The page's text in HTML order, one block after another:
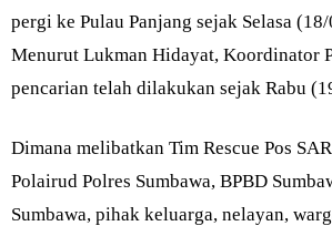
pergi ke Pulau Panjang sejak Selasa
Menurut Lukman Hidayat, Koordinator
pencarian telah dilakukan sejak Rabu
Dimana melibatkan Tim Rescue Pos
Polairud Polres Sumbawa, BPBD
Sumbawa, pihak keluarga, nelayan,